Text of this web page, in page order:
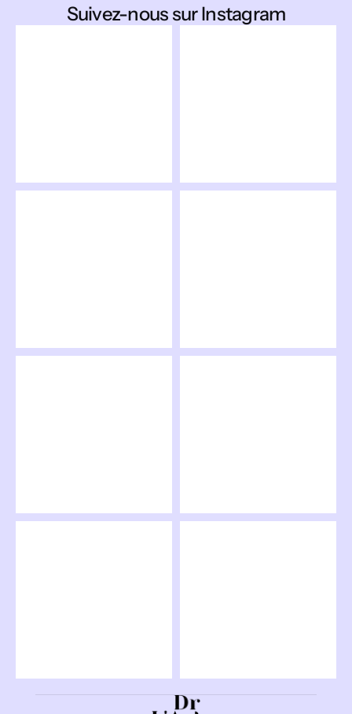
Suivez-nous sur Instagram